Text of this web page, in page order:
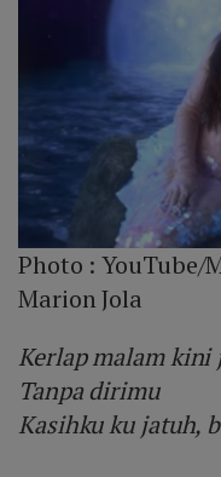
Photo :YouTube/
Marion Jola
Kerlap malam kini
Tanpa dirimu
Kasihku ku jatuh,